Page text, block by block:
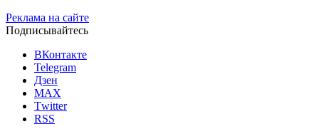
Реклама на сайте
Подписывайтесь
ВКонтакте
Telegram
Дзен
MAX
Тwitter
RSS